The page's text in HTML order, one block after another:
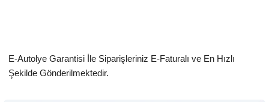
E-Autolye Garantisi İle Siparişleriniz E-Faturalı ve En Hızlı
Şekilde Gönderilmektedir.